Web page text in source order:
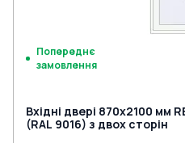
Попереднє
замовлення
Вхідні двері 870x2100 мм
(RAL 9016) з двох сторін